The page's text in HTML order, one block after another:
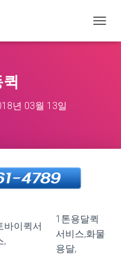
비
년 03월 13일
바이퀵서
,
1톤용달퀵
서비스,화물
용달,